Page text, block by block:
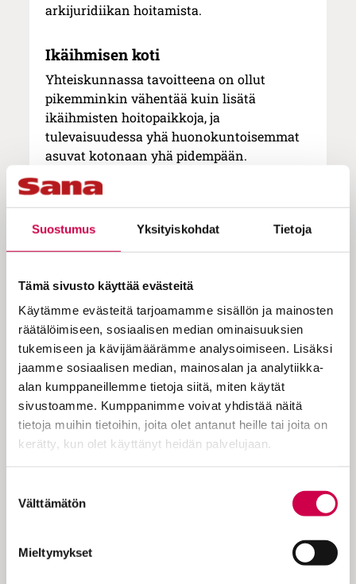
Suostumus Yksityiskohdat Tietoja
Tämä sivusto käyttää evästeitä
Käytämme evästeitä tarjoamamme sisällön ja mainosten
räätälöimiseen, sosiaalisen median ominaisuuksien
tukemiseen ja kävijämäärämme analysoimiseen. Lisäksi
jaamme sosiaalisen median, mainosalan ja analytiikka-
alan kumppaneillemme tietoja siitä, miten käytät
sivustoamme. Kumppanimme voivat yhdistää näitä
tietoja muihin tietoihin, joita olet antanut heille tai joita on
kerätty, kun olet käyttänyt heidän palvelujaan.
valinta
Välttämätön
Mieltymykset
arkijuridiikan hoitamista.
Ikäihmisen koti
Yhteiskunnassa tavoitteena on ollut
pikemminkin vähentää kuin lisätä
ikäihmisten hoitopaikkoja, ja
tulevaisuudessa yhä huonokuntoisemmat
asuvat kotonaan yhä pidempään.
muutoksin kodin voi tehdä asuttavaksi
mahdollisimman pitkälle ajalle.
Muistisairaalle ihmisille onkin helpointa
asua tutussa ympäristössä ja tuttujen
vaikkapa viiden vuoden perspektiivillä.
Ennakointi on tärkeää iästä riippumatta,
sillä kukaan meistä ei tiedä huomista
päivää, neuvontakoordinaattoriMailis
HeiskanenMuistiliitosta toteaa.
Kannattaa pohtia, pystyykö kodissa
asumaan turvallisesti kunnon heiketessä ja
kuinka turvallisuutta voisi parantaa.
loppuelämän kodiksi, olisi viisainta